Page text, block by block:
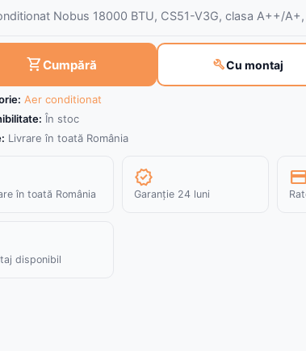
Nobus 18000 BTU, CS51-V3G, clasa A++/
shopping_cartCumpără buildCu montaj
Aer conditionat
În stoc
Livrare în toată România
în toată România
verified
Garanție 24 luni
credit_card
disponibil